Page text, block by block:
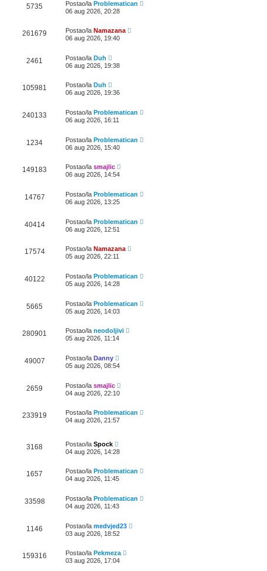
5735 Postao/la Problematican
06 aug 2026, 20:28
261679 Postao/la Namazana
06 aug 2026, 19:40
2461 Postao/la Duh
06 aug 2026, 19:38
105981 Postao/la Duh
06 aug 2026, 19:36
240133 Postao/la Problematican
06 aug 2026, 16:11
1234 Postao/la Problematican
06 aug 2026, 15:40
149183 Postao/la smajlic
06 aug 2026, 14:54
14767 Postao/la Problematican
06 aug 2026, 13:25
40414 Postao/la Problematican
06 aug 2026, 12:51
17574 Postao/la Namazana
05 aug 2026, 22:11
40122 Postao/la Problematican
05 aug 2026, 14:28
5665 Postao/la Problematican
05 aug 2026, 14:03
280901 Postao/la neodoljivi
05 aug 2026, 11:14
49007 Postao/la Danny
05 aug 2026, 08:54
2659 Postao/la smajlic
04 aug 2026, 22:10
233919 Postao/la Problematican
04 aug 2026, 21:57
3168 Postao/la Spock
04 aug 2026, 14:28
1657 Postao/la Problematican
04 aug 2026, 11:45
33598 Postao/la Problematican
04 aug 2026, 11:43
1146 Postao/la medvjed23
03 aug 2026, 18:52
159316 Postao/la Pekmeza
03 aug 2026, 17:04